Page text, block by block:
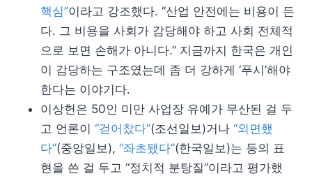
핵심”이라고 강조했다. “산업 안전에는 비용이 든
다. 그 비용을 사회가 감당해야 하고 사회 전체적
으로 보면 손해가 아니다.” 지금까지 한국은 개인
이 감당하는 구조였는데 좀 더 강하게 ‘푸시’해야
한다는 이야기다.
이상헌은 50인 미만 사업장 유예가 무산된 걸 두
고 언론이 “걷어찼다”(조선일보)거나 “외면했
다”(중앙일보), “좌초됐다”(한국일보)는 등의 표
현을 쓴 걸 두고 “정치적 분탕질”이라고 평가했